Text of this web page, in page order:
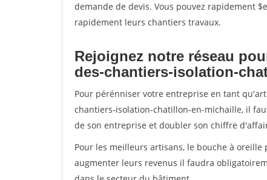
demande de devis. Vous pouvez rapidement
rapidement leurs chantiers travaux.
Rejoignez notre réseau
des-chantiers-isolation-
Pour pérénniser votre entreprise en tant
chantiers-isolation-chatillon-en-michaille, il
de son entreprise et doubler son chiffre
Pour les meilleurs artisans, le bouche à
augmenter leurs revenus il faudra